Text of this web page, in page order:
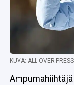
KUVA: ALL OVER PRESS
Ampumahiihtäjä